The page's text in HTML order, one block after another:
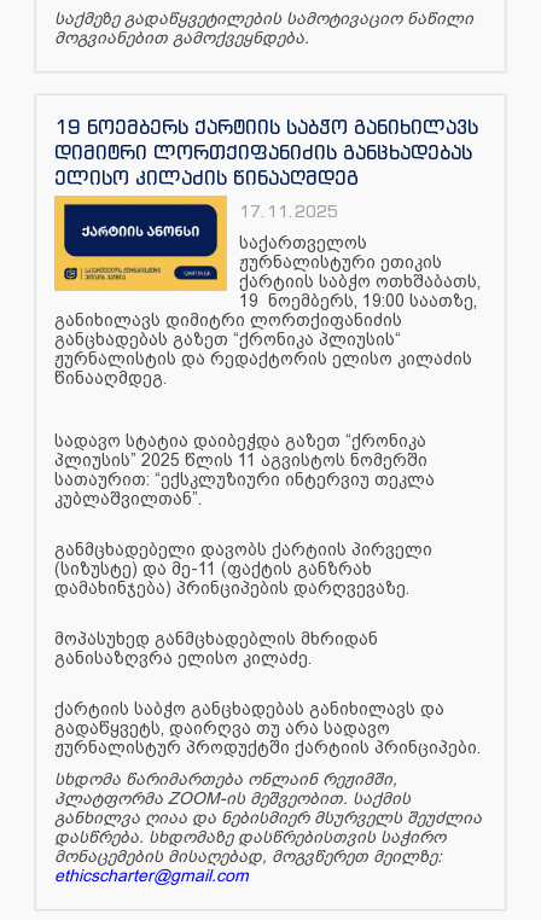
საქმეზე გადაწყვეტილების სამოტივაციო ნაწილი
მოგვიანებით გამოქვეყნდება.
19 ნოემბერს ქარტიის საბჭო განიხილავს
დიმიტრი ლორთქიფანიძის განცხადებას
ელისო კილაძის წინააღმდეგ
17.11.2025
საქართველოს
ჟურნალისტური ეთიკის
ქარტიის საბჭო ოთხშაბათს,
19 ნოემბერს, 19:00 საათზე,
განიხილავს დიმიტრი ლორთქიფანიძის
განცხადებას გაზეთ “ქრონიკა პლიუსის“
ჟურნალისტის და რედაქტორის ელისო კილაძის
წინააღმდეგ.
სადავო სტატია დაიბეჭდა გაზეთ “ქრონიკა
პლიუსის” 2025 წლის 11 აგვისტოს ნომერში
სათაურით: “ექსკლუზიური ინტერვიუ თეკლა
კუბლაშვილთან”.
განმცხადებელი დავობს ქარტიის პირველი
(სიზუსტე) და მე-11 (ფაქტის განზრახ
დამახინჯება) პრინციპების დარღვევაზე.
მოპასუხედ განმცხადებლის მხრიდან
განისაზღვრა ელისო კილაძე.
ქარტიის საბჭო განცხადებას განიხილავს და
გადაწყვეტს, დაირღვა თუ არა სადავო
ჟურნალისტურ პროდუქტში ქარტიის პრინციპები.
სხდომა წარიმართება ონლაინ რეჟიმში,
პლატფორმა ZOOM-ის მეშვეობით. საქმის
განხილვა ღიაა და ნებისმიერ მსურველს შეუძლია
დასწრება. სხდომაზე დასწრებისთვის საჭირო
მონაცემების მისაღებად, მოგვწერეთ მეილზე:
ethicscharter@gmail.com